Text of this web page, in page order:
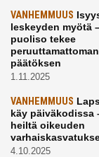
VANHEMMUUS
leskeyden myötä
puoliso tekee
peruuttamattoman
päätöksen
1.11.2025
VANHEMMUUS
käy päiväkodissa
heiltä oikeuden
4.10.2025